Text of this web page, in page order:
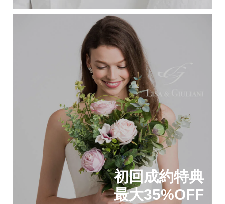
初回成約特典
最大35%OFF